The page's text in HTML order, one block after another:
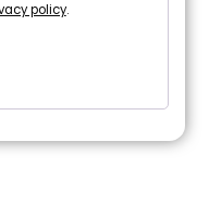
policy.